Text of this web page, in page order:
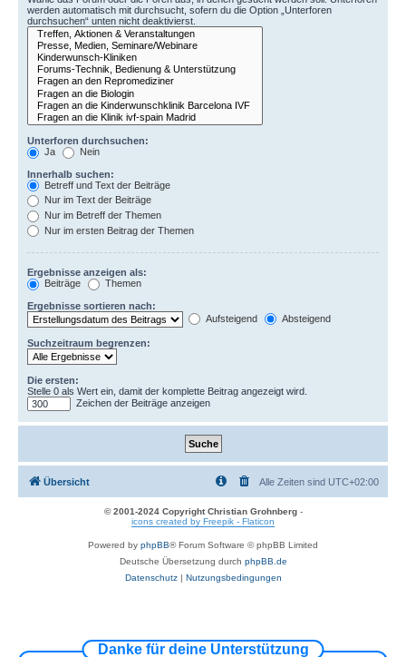
werden automatisch mit durchsucht, sofern du die Option „Unterforen
durchsuchen“ unten nicht deaktivierst.
Unterforen durchsuchen:
Ja
Nein
Innerhalb suchen:
Betreff und Text der Beiträge
Nur im Text der Beiträge
Nur im Betreff der Themen
Nur im ersten Beitrag der Themen
Ergebnisse anzeigen als:
Beiträge
Themen
Ergebnisse sortieren nach:
Aufsteigend
Absteigend
Suchzeitraum begrenzen:
Die ersten:
Stelle 0 als Wert ein, damit der komplette Beitrag angezeigt wird.
Zeichen der Beiträge anzeigen
Übersicht Alle Zeiten sind UTC+02:00
© 2001-2024 Copyright Christian Grohnberg-
icons created by Freepik - Flaticon
Powered by phpBB® Forum Software © phpBB Limited
Deutsche Übersetzung durch phpBB.de
Datenschutz| Nutzungsbedingungen
Danke für deine Unterstützung